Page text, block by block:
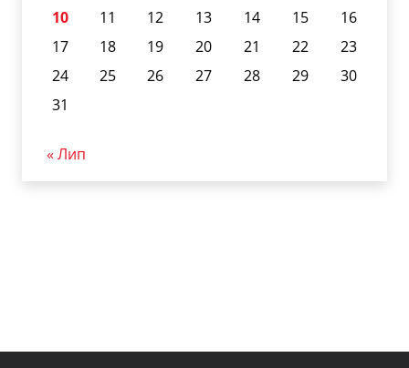
10
11 12 13 14 15
16
17
18 19 20 21 22
23
24
25 26 27 28 29
30
31
« Лип